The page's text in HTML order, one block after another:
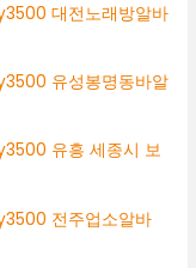
대전노래방알바
유성봉명동바알
유흥 세종시 보
전주업소알바